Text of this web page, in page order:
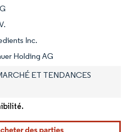
Inc.
Holding AG
ET TENDANCES